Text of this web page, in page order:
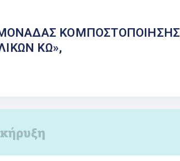
ΜΟΝΑΔΑΣ ΚΟΜΠΟΣΤΟΠΟΙΗΣΗΣ
ΚΩ»,